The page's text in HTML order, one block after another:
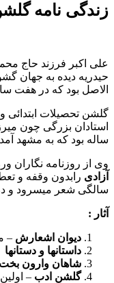
زندگی نامه
حیدریه دیده به جهان
الاصل بود که در هفت
گلشن تحصیلات ابتدائی
استادان بزرگی چون
ساله بود که به مشهد
وی از روزنامه نگاران ورزیده
آزادی رابدون وقفه و
سالگی شعر میسرود و
آثار :
دیوان اشعارش –
داستانها و دستانها
شاهان وارون
گلشن ادب –